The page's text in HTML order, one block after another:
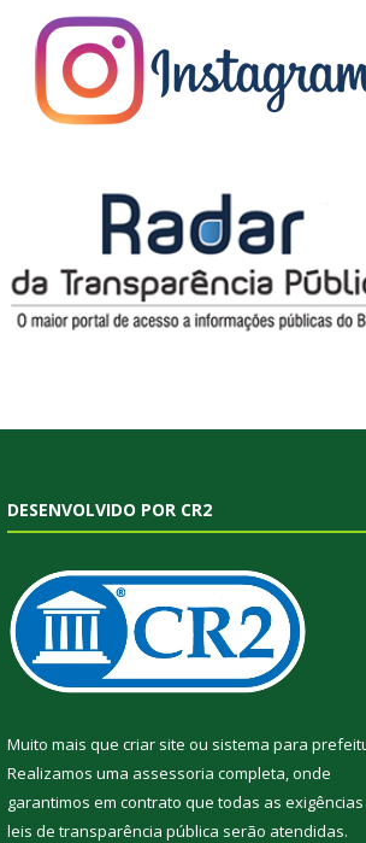
DESENVOLVIDO POR CR2
Muito mais que criar site ou sistema para
Realizamos uma assessoria completa, onde
garantimos em contrato que todas as
leis de transparência pública serão atendidas.